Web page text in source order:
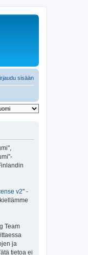
sisään
v2" -
Team
ja
tietoa ei